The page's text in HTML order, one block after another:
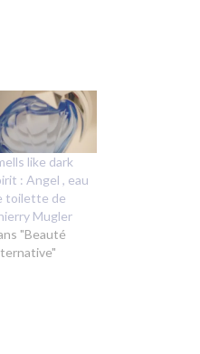
like dark
: Angel , eau
toilette de
Mugler
"Beauté